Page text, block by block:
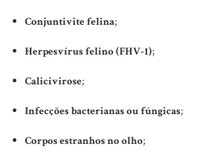
Conjuntivite felina;
Herpesvírus felino (FHV-1);
Calicivirose;
Infecções bacterianas ou fúngicas;
Corpos estranhos no olho;